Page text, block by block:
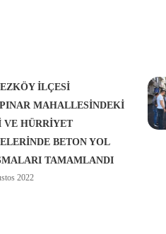
İLÇESİ
MAHALLESİNDEKİ
VE HÜRRİYET
BETON YOL
TAMAMLANDI
2022